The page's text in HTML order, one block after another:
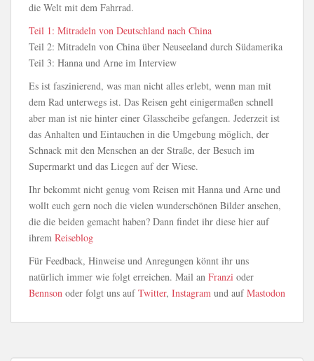
die Welt mit dem Fahrrad.
Teil 1: Mitradeln von Deutschland nach China
Teil 2: Mitradeln von China über Neuseeland durch Südamerika
Teil 3: Hanna und Arne im Interview
Es ist faszinierend, was man nicht alles erlebt, wenn man mit
dem Rad unterwegs ist. Das Reisen geht einigermaßen schnell
aber man ist nie hinter einer Glasscheibe gefangen. Jederzeit ist
das Anhalten und Eintauchen in die Umgebung möglich, der
Schnack mit den Menschen an der Straße, der Besuch im
Supermarkt und das Liegen auf der Wiese.
Ihr bekommt nicht genug vom Reisen mit Hanna und Arne und
wollt euch gern noch die vielen wunderschönen Bilder ansehen,
die die beiden gemacht haben? Dann findet ihr diese hier auf
ihrem Reiseblog
Für Feedback, Hinweise und Anregungen könnt ihr uns
natürlich immer wie folgt erreichen. Mail an Franzi oder
Bennson oder folgt uns aufTwitter, Instagram und aufMastodon